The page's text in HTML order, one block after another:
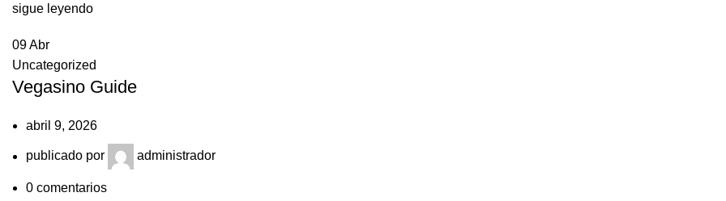
sigue leyendo
09Abr
Uncategorized
Vegasino Guide
abril 9, 2026
publicado por administrador
0 comentarios